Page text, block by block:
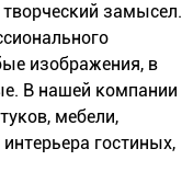
замысел.
изображения, в
В нашей компании
мебели,
гостиных,